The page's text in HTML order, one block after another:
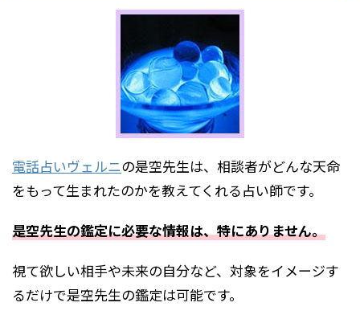
電話占いヴェルニの是空先生は、相談者がどんな天命
をもって生まれたのかを教えてくれる占い師です。
是空先生の鑑定に必要な情報は、特にありません。
視て欲しい相手や未来の自分など、対象をイメージす
るだけで是空先生の鑑定は可能です。